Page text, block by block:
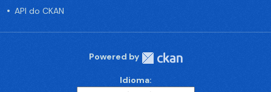
API do CKAN
Powered by
Idioma